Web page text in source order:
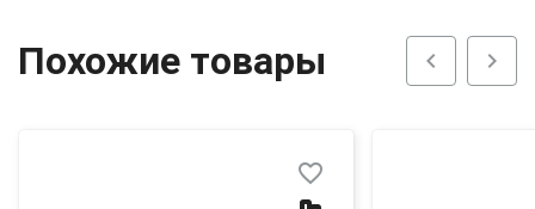
Похожие товары chevron_left chevron_right
favorite_border